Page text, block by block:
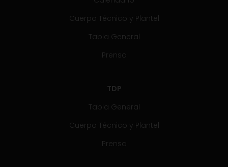
Cuerpo Técnico y Plantel
Tabla General
Prensa
TDP
Tabla General
Cuerpo Técnico y Plantel
Prensa